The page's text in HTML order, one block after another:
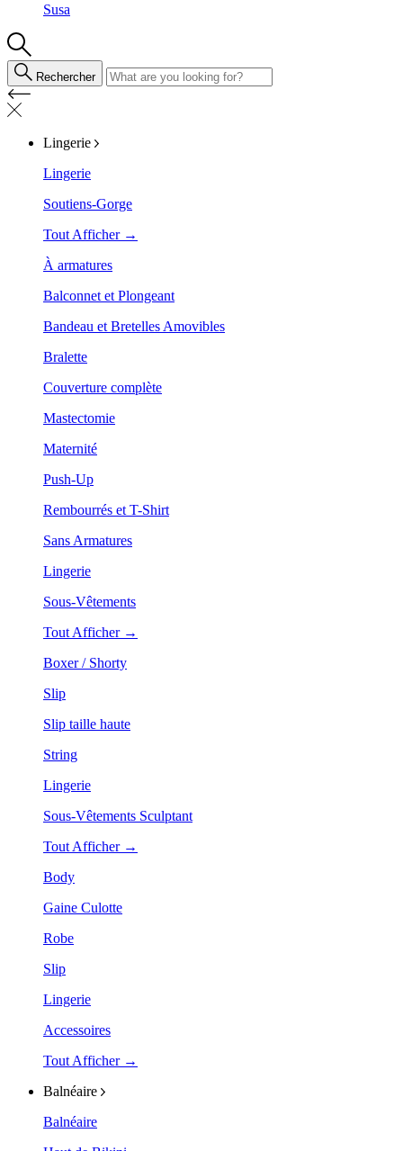
Susa
Rechercher
Lingerie
Lingerie
Soutiens-Gorge
Tout Afficher →
À armatures
Balconnet et Plongeant
Bandeau et Bretelles Amovibles
Bralette
Couverture complète
Mastectomie
Maternité
Push-Up
Rembourrés et T-Shirt
Sans Armatures
Lingerie
Sous-Vêtements
Tout Afficher →
Boxer / Shorty
Slip
Slip taille haute
String
Lingerie
Sous-Vêtements Sculptant
Tout Afficher →
Body
Gaine Culotte
Robe
Slip
Lingerie
Accessoires
Tout Afficher →
Balnéaire
Balnéaire